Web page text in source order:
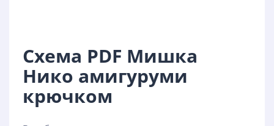
Схема PDF Мишка
Нико амигуруми
крючком